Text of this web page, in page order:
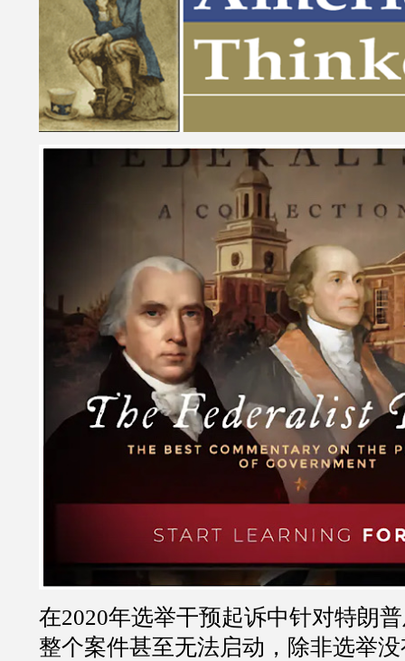
在2020年选举干预起诉中针对特朗
整个案件甚至无法启动，除非选举